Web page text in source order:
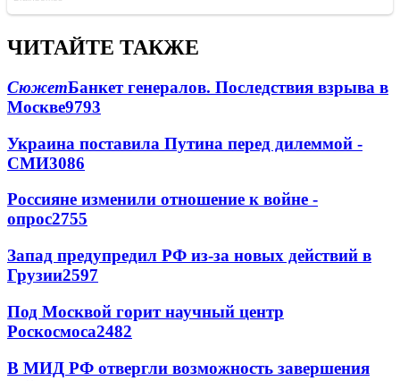
ЧИТАЙТЕ ТАКЖЕ
СюжетБанкет генералов. Последствия взрыва в
Москве9793
Украина поставила Путина перед дилеммой -
СМИ3086
Россияне изменили отношение к войне -
опрос2755
Запад предупредил РФ из-за новых действий в
Грузии2597
Под Москвой горит научный центр
Роскосмоса2482
В МИД РФ отвергли возможность завершения